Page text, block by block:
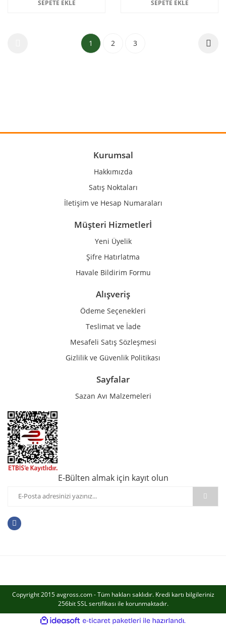
SEPETE EKLE SEPETE EKLE
1 2 3
Kurumsal
Hakkımızda
Satış Noktaları
İletişim ve Hesap Numaraları
Müşteri Hizmetlerİ
Yeni Üyelik
Şifre Hatırlatma
Havale Bildirim Formu
Alışveriş
Ödeme Seçenekleri
Teslimat ve İade
Mesafeli Satış Sözleşmesi
Gizlilik ve Güvenlik Politikası
Sayfalar
Sazan Avı Malzemeleri
E-Bülten almak için kayıt olun
Copyright 2015 avgross.com - Tüm hakları saklıdır. Kredi kartı bilgileriniz
256bit SSL sertifikası ile korunmaktadır.
ideasoft
e-